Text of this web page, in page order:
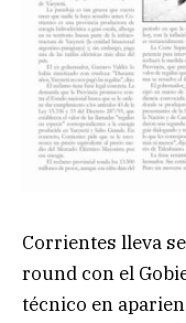
Corrientes lleva
round con el
técnico en